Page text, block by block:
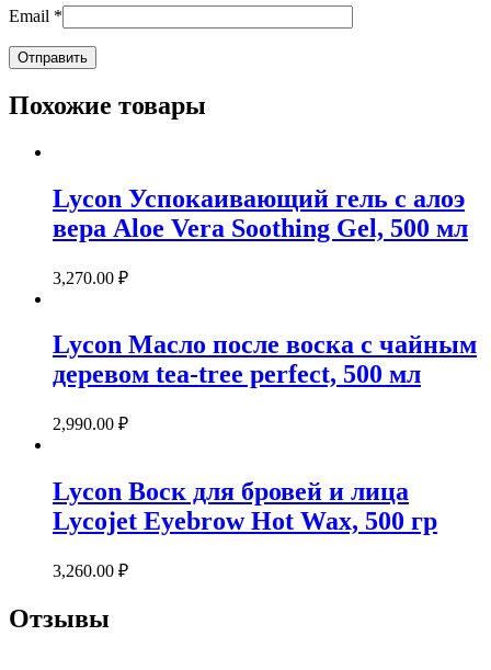
Email *
Похожие товары
Lycon Успокаивающий гель с алоэ
вера Aloe Vera Soothing Gel, 500 мл
3,270.00 ₽
Lycon Масло после воска с чайным
деревом tea-tree perfect, 500 мл
2,990.00 ₽
Lycon Воск для бровей и лица
Lycojet Eyebrow Hot Wax, 500 гр
3,260.00 ₽
Отзывы